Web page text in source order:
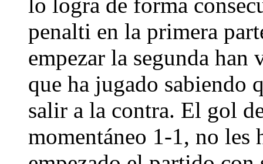
penalti en la primera
empezar la segunda
que ha jugado sabiendo
salir a la contra. El gol
momentáneo 1-1, no les